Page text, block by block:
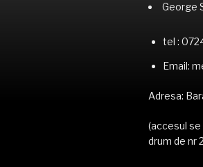
George
tel :
Email:
Adresa:
(accesul se
drum de nr